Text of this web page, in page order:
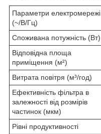
Параметри електромережі
(~/В/Гц)
Споживана потужність (Вт)
Відповідна площа
приміщення (м²)
Витрата повітря (м³/год)
Ефективність фільтра в
залежності від розмірів
частинок (мкм)
Рівні продуктивності